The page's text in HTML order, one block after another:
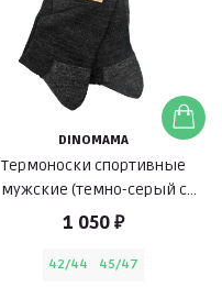
DINOMAMA
Термоноски спортивные
мужские (темно-серый с
серым)
1 050 ₽
42/44 45/47